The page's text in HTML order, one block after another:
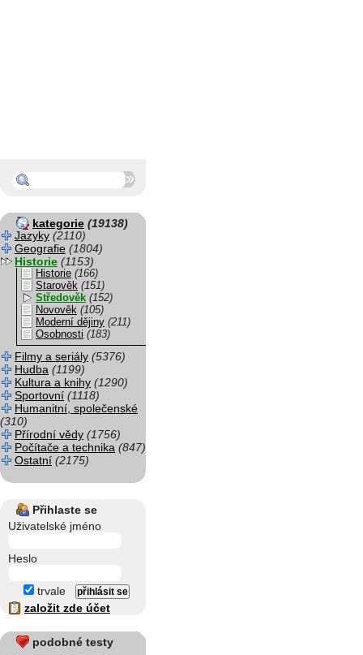
kategorie (19138)
Jazyky (2110)
Geografie (1804)
Historie (1153)
Historie (166)
Starověk (151)
Středověk (152)
Novověk (105)
Moderní dějiny (211)
Osobnosti (183)
Filmy a seriály (5376)
Hudba (1199)
Kultura a knihy (1290)
Sportovní (1118)
Humanitní, společenské
(310)
Přírodní vědy (1756)
Počítače a technika (847)
Ostatní (2175)
Přihlaste se
Uživatelské jméno
Heslo
trvale
založit zde účet
podobné testy